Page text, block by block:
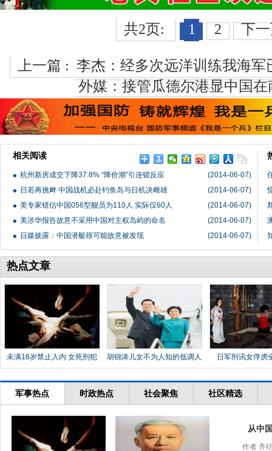
共2页: 1 2 下
上一篇 : 李杰：经多次远洋训练我海军
外媒：接管瓜德尔港显中国在
相关阅读
(2014-06-07)
杭州新房成交下降37.8% “降价潮”引连锁反应
(2014-06-07)
日若再挑衅 中国战机必赴钓鱼岛与日机决雌雄
(2014-06-07)
美专家错估中国056型舰员为110人 实际仅60人
(2014-06-07)
美涉华报告故意不采用中国对主权岛屿的命名
(2014-06-07)
日媒披露：中国潜艇很可能故意被发现
热点文章
未满18岁禁止入内 女死刑犯 胡锦涛儿女不为人知的低调人 日军刑讯女俘虏